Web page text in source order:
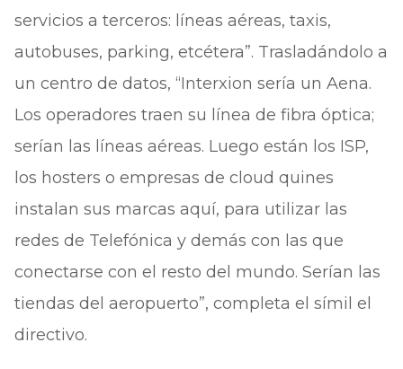
servicios a terceros: líneas aéreas, taxis,
autobuses, parking, etcétera”. Trasladándolo a
un centro de datos, “Interxion sería un Aena.
Los operadores traen su línea de fibra óptica;
serían las líneas aéreas. Luego están los ISP,
los hosters o empresas de cloud quines
instalan sus marcas aquí, para utilizar las
redes de Telefónica y demás con las que
conectarse con el resto del mundo. Serían las
tiendas del aeropuerto”, completa el símil el
directivo.